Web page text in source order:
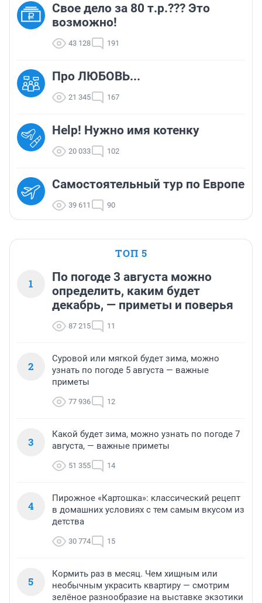
Свое дело за 80 т.р.??? Это
возможно!
43 128 191
Про ЛЮБОВЬ...
21 345 167
Help! Нужно имя котенку
20 033 102
Самостоятельный тур по Европе
39 611 90
ТОП 5
1
По погоде 3 августа можно
определить, каким будет
декабрь, — приметы и поверья
87 215 11
2
Суровой или мягкой будет зима, можно
узнать по погоде 5 августа — важные
приметы
77 936 12
3
Какой будет зима, можно узнать по погоде 7
августа, — важные приметы
51 355 14
4
Пирожное «Картошка»: классический рецепт
в домашних условиях с тем самым вкусом из
детства
30 774 15
5
Кормить раз в месяц. Чем хищным или
необычным украсить квартиру — смотрим
зелёное разнообразие на выставке экзотики